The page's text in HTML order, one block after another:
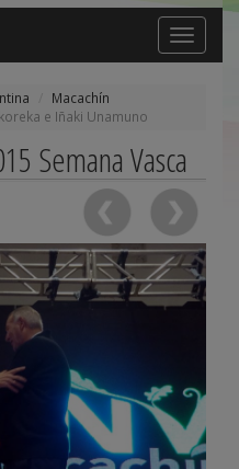
Toggle
navigation
Macachín
e Iñaki Unamuno
Semana Vasca